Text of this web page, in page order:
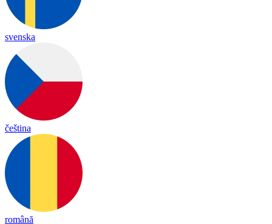
svenska
čeština
română